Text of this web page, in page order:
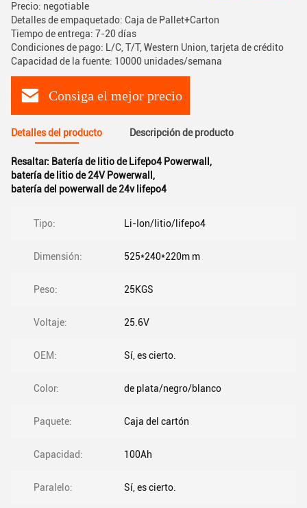
Precio: negotiable
Detalles de empaquetado: Caja de Pallet+Carton
Tiempo de entrega: 7-20 días
Condiciones de pago: L/C, T/T, Western Union, tarjeta de crédito
Capacidad de la fuente: 10000 unidades/semana
Consiga el mejor precio
Detalles del producto Descripción de producto
Resaltar: Batería de litio de Lifepo4 Powerwall ,
batería de litio de 24V Powerwall ,
batería del powerwall de 24v lifepo4
Tipo: Li-Ion/litio/lifepo4
Dimensión: 525*240*220m m
Peso: 25KGS
Voltaje: 25.6V
OEM: Sí, es cierto.
Color: de plata/negro/blanco
Paquete: Caja del cartón
Capacidad: 100Ah
Paralelo: Sí, es cierto.